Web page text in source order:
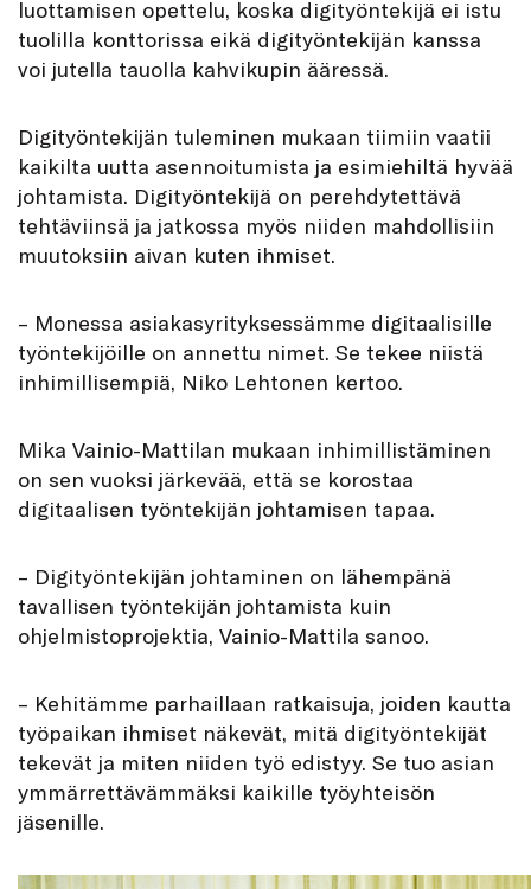
luottamisen opettelu, koska digityöntekijä ei istu
tuolilla konttorissa eikä digityöntekijän kanssa
voi jutella tauolla kahvikupin ääressä.
Digityöntekijän tuleminen mukaan tiimiin vaatii
kaikilta uutta asennoitumista ja esimiehiltä hyvää
johtamista. Digityöntekijä on perehdytettävä
tehtäviinsä ja jatkossa myös niiden mahdollisiin
muutoksiin aivan kuten ihmiset.
– Monessa asiakasyrityksessämme digitaalisille
työntekijöille on annettu nimet. Se tekee niistä
inhimillisempiä, Niko Lehtonen kertoo.
Mika Vainio-Mattilan mukaan inhimillistäminen
on sen vuoksi järkevää, että se korostaa
digitaalisen työntekijän johtamisen tapaa.
– Digityöntekijän johtaminen on lähempänä
tavallisen työntekijän johtamista kuin
ohjelmistoprojektia, Vainio-Mattila sanoo.
– Kehitämme parhaillaan ratkaisuja, joiden kautta
työpaikan ihmiset näkevät, mitä digityöntekijät
tekevät ja miten niiden työ edistyy. Se tuo asian
ymmärrettävämmäksi kaikille työyhteisön
jäsenille.